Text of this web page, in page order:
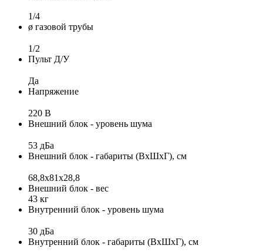
1/4
ø газовой трубы
1/2
Пульт Д/У
Да
Напряжение
220 В
Внешний блок - уровень шума
53 дБа
Внешний блок - габариты (ВхШхГ), см
68,8х81х28,8
Внешний блок - вес
43 кг
Внутренний блок - уровень шума
30 дБа
Внутренний блок - габариты (ВхШхГ), см